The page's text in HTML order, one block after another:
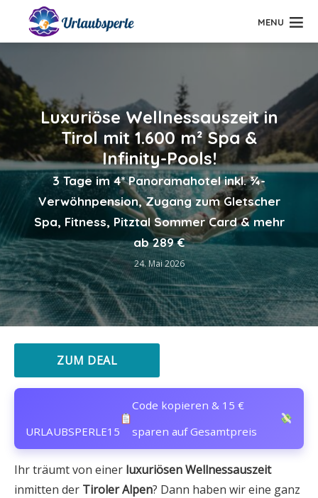
MENU
Luxuriöse Wellnessauszeit in
Tirol mit 1.600 m² Spa &
Infinity-Pools!
3 Tage im 4* Panoramahotel inkl. ¾-
Verwöhnpension, Zugang zum Gletscher
Spa, Fitness, Pitztal Sommer Card & mehr
ab 289 €
24. Mai 2026
ZUM DEAL
URLAUBSPERLE15
Code kopieren & 15 €
sparen auf Gesamtpreis
Ihr träumt von einer luxuriösen Wellnessauszeit
inmitten der Tiroler Alpen? Dann haben wir eine ganz